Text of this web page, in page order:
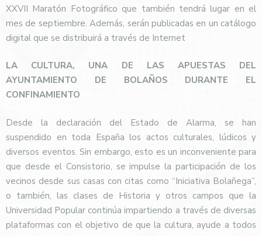
XXVII Maratón Fotográfico que también tendrá lugar en el
mes de septiembre. Además, serán publicadas en un catálogo
digital que se distribuirá a través de Internet
LA CULTURA, UNA DE LAS APUESTAS DEL
AYUNTAMIENTO DE BOLAÑOS DURANTE EL
CONFINAMIENTO
Desde la declaración del Estado de Alarma, se han
suspendido en toda España los actos culturales, lúdicos y
diversos eventos. Sin embargo, esto es un inconveniente para
que desde el Consistorio, se impulse la participación de los
vecinos desde sus casas con citas como “Iniciativa Bolañega”,
o también, las clases de Historia y otros campos que la
Universidad Popular continúa impartiendo a través de diversas
plataformas con el objetivo de que la cultura, ayude a todos